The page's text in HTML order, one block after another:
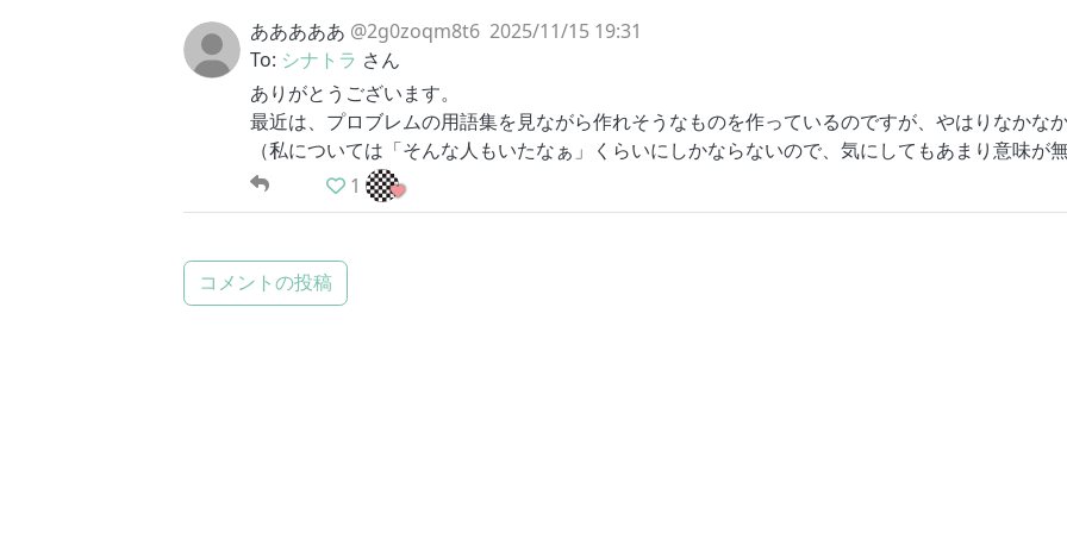
あああああ @2g0zoqm8t6 2025/11/15 19:31
To: シナトラ さん
ありがとうございます。
最近は、プロブレムの用語集を見ながら作れそうなものを作っているのですが、やはりなかなか
（私については「そんな人もいたなぁ」くらいにしかならないので、気にしてもあまり意味が無
1
コメントの投稿